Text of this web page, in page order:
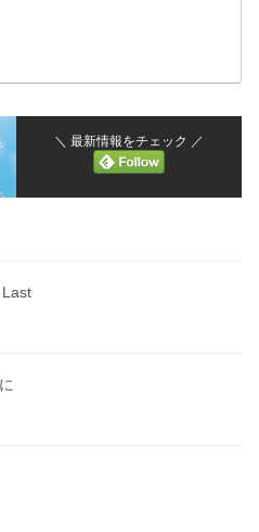
＼ 最新情報をチェック ／